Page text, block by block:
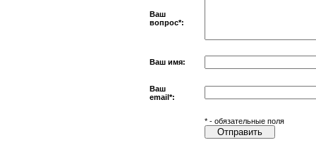
Ваш
вопрос*:
Ваш имя:
Ваш
email*:
* - обязательные поля
Отправить